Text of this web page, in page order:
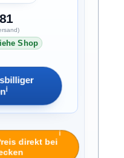
Shop
ℹ︎
direkt bei
ℹ︎